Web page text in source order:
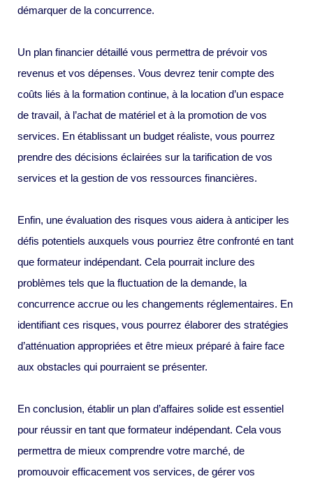
démarquer de la concurrence.
Un plan financier détaillé vous permettra de prévoir vos
revenus et vos dépenses. Vous devrez tenir compte des
coûts liés à la formation continue, à la location d’un espace
de travail, à l’achat de matériel et à la promotion de vos
services. En établissant un budget réaliste, vous pourrez
prendre des décisions éclairées sur la tarification de vos
services et la gestion de vos ressources financières.
Enfin, une évaluation des risques vous aidera à anticiper les
défis potentiels auxquels vous pourriez être confronté en tant
que formateur indépendant. Cela pourrait inclure des
problèmes tels que la fluctuation de la demande, la
concurrence accrue ou les changements réglementaires. En
identifiant ces risques, vous pourrez élaborer des stratégies
d’atténuation appropriées et être mieux préparé à faire face
aux obstacles qui pourraient se présenter.
En conclusion, établir un plan d’affaires solide est essentiel
pour réussir en tant que formateur indépendant. Cela vous
permettra de mieux comprendre votre marché, de
promouvoir efficacement vos services, de gérer vos